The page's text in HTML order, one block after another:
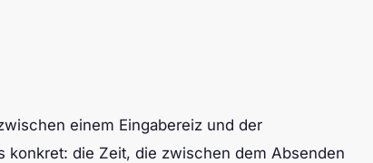
einem Eingabereiz und der
konkret: die Zeit, die zwischen dem Absenden